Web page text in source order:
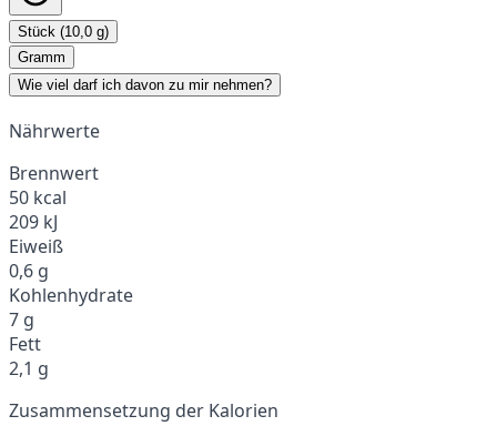
Stück (10,0 g)
Gramm
Wie viel darf ich davon zu mir nehmen?
Nährwerte
Brennwert
50 kcal
209 kJ
Eiweiß
0,6 g
Kohlenhydrate
7 g
Fett
2,1 g
Zusammensetzung der Kalorien